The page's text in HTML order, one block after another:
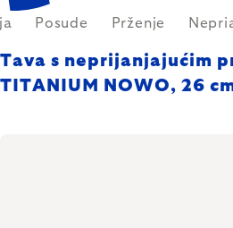
Posude Prženje
Tava s neprijanjajućim
TITANIUM NOWO, 26